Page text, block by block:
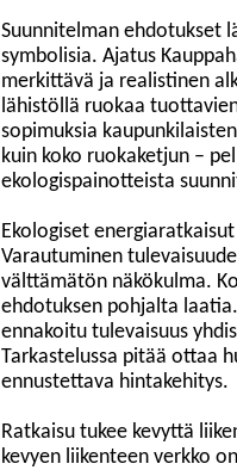
Suunnitelman ehdotukset
symbolisia. Ajatus
merkittävä ja realistinen
lähistöllä ruokaa
sopimuksia
kuin koko ruokaketjun –
ekologispainotteista
Ekologiset
Varautuminen
välttämätön näkökulma.
ehdotuksen pohjalta
ennakoitu tulevaisuus
Tarkastelussa pitää ottaa
ennustettava hintakehitys.
Ratkaisu tukee kevyttä
kevyen liikenteen verkko